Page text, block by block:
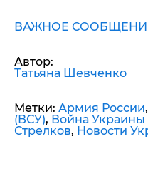
ВАЖНОЕ
Автор:
Татьяна Шевченко
Метки: Армия России,
(ВСУ), Война Украины
Стрелков, Новости